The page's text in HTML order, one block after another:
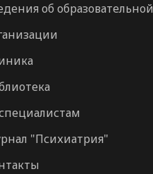
об образовательной
"Психиатрия"